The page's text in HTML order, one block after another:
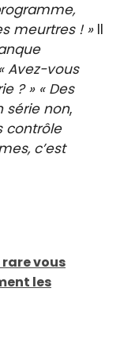
meurtres ! »Il
« Avez-vous
? » « Des
série non,
contrôle
c’est
vous
les